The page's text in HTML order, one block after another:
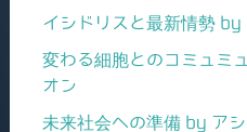
イシドリスと最新情勢 by
変わる細胞とのコミュミ
オン
未来社会への準備 by ア